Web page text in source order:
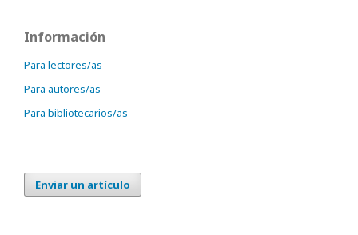
Información
Para lectores/as
Para autores/as
Para bibliotecarios/as
Enviar un artículo